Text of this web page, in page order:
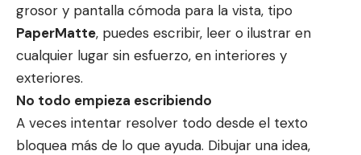
grosor y pantalla cómoda para la vista, tipo
PaperMatte, puedes escribir, leer o ilustrar en
cualquier lugar sin esfuerzo, en interiores y
exteriores.
No todo empieza escribiendo
A veces intentar resolver todo desde el texto
bloquea más de lo que ayuda. Dibujar una idea,